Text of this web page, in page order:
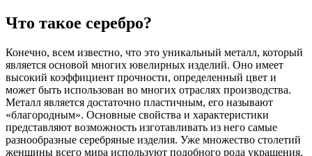
Что такое серебро?
Конечно, всем известно, что это уникальный металл, который
является основой многих ювелирных изделий. Оно имеет
высокий коэффициент прочности, определенный цвет и
может быть использован во многих отраслях производства.
Металл является достаточно пластичным, его называют
«благородным». Основные свойства и характеристики
представляют возможность изготавливать из него самые
разнообразные серебряные изделия. Уже множество столетий
женщины всего мира используют подобного рода украшения.